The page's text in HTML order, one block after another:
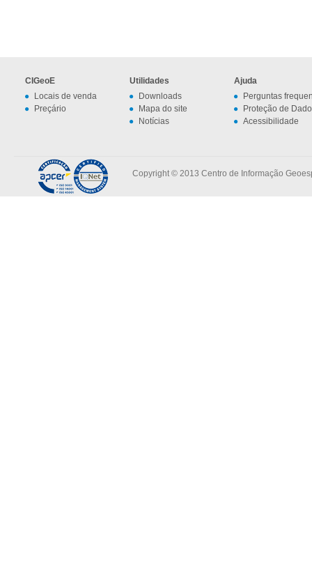
CIGeoE
Locais de venda
Preçário
Utilidades
Downloads
Mapa do site
Notícias
Ajuda
Perguntas
Proteção de
Acessibilidade
Copyright © 2013 Centro de Informação